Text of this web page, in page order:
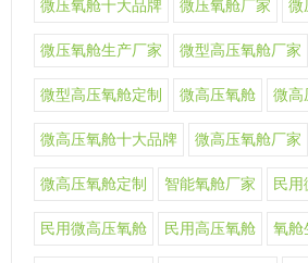
微压氧舱十大品牌 微压氧舱厂家 微
微压氧舱生产厂家 微型高压氧舱厂家
微型高压氧舱定制 微高压氧舱 微高
微高压氧舱十大品牌 微高压氧舱厂家
微高压氧舱定制 智能氧舱厂家 民用
民用微高压氧舱 民用高压氧舱 氧舱